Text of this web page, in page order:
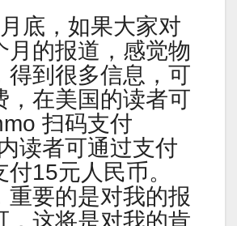
底，如果大家对
月的报道，感觉物
得到很多信息，可
，在美国的读者可
扫码支付
读者可通过支付
15元人民币。
重要的是对我的报
，这将是对我的肯